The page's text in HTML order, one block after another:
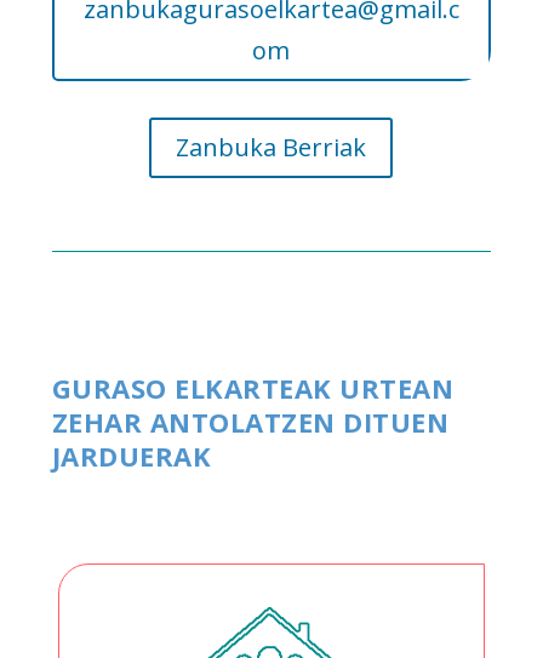
zanbukagurasoelkartea@gmail.c
om
Zanbuka Berriak
GURASO ELKARTEAK URTEAN
ZEHAR ANTOLATZEN DITUEN
JARDUERAK